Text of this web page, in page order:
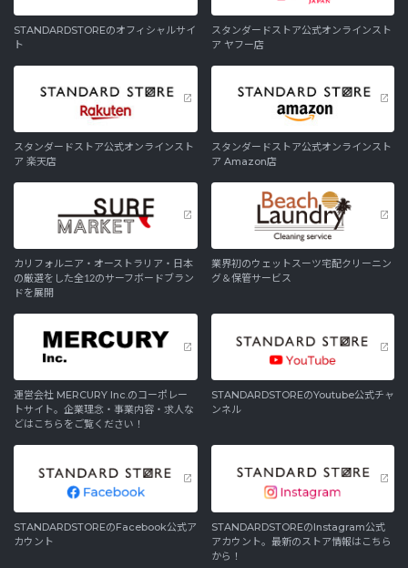
STANDARDSTOREのオフィシャルサイ
ト
スタンダードストア公式オンラインスト
ア ヤフー店
スタンダードストア公式オンラインスト
ア 楽天店
スタンダードストア公式オンラインスト
ア Amazon店
カリフォルニア・オーストラリア・日本
の厳選をした全12のサーフボードブラン
ドを展開
業界初のウェットスーツ宅配クリーニン
グ＆保管サービス
運営会社 MERCURY Inc.のコーポレー
トサイト。企業理念・事業内容・求人な
どはこちらをご覧ください！
STANDARDSTOREのYoutube公式チャ
ンネル
STANDARDSTOREのFacebook公式ア
カウント
STANDARDSTOREのInstagram公式
アカウント。最新のストア情報はこちら
から！